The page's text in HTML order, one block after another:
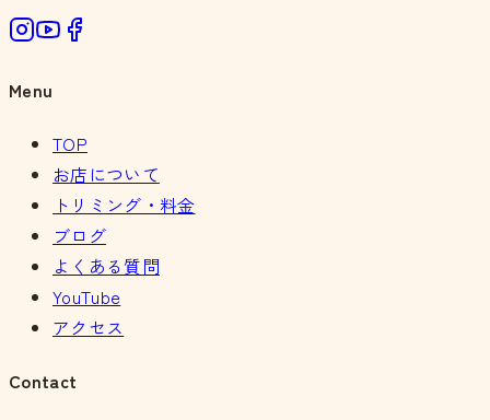
Menu
TOP
お店について
トリミング・料金
ブログ
よくある質問
YouTube
アクセス
Contact